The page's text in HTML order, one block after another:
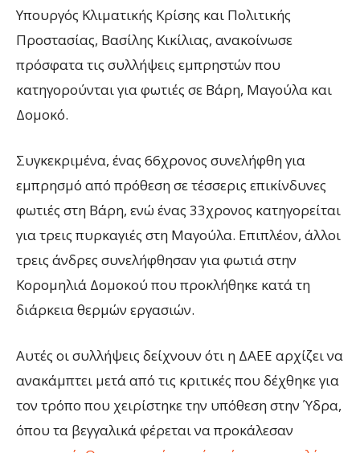
Υπουργός Κλιματικής Κρίσης και Πολιτικής
Προστασίας, Βασίλης Κικίλιας, ανακοίνωσε
πρόσφατα τις συλλήψεις εμπρηστών που
κατηγορούνται για φωτιές σε Βάρη, Μαγούλα και
Δομοκό.
Συγκεκριμένα, ένας 66χρονος συνελήφθη για
εμπρησμό από πρόθεση σε τέσσερις επικίνδυνες
φωτιές στη Βάρη, ενώ ένας 33χρονος κατηγορείται
για τρεις πυρκαγιές στη Μαγούλα. Επιπλέον, άλλοι
τρεις άνδρες συνελήφθησαν για φωτιά στην
Κορομηλιά Δομοκού που προκλήθηκε κατά τη
διάρκεια θερμών εργασιών.
Αυτές οι συλλήψεις δείχνουν ότι η ΔΑΕΕ αρχίζει να
ανακάμπτει μετά από τις κριτικές που δέχθηκε για
τον τρόπο που χειρίστηκε την υπόθεση στην Ύδρα,
όπου τα βεγγαλικά φέρεται να προκάλεσαν